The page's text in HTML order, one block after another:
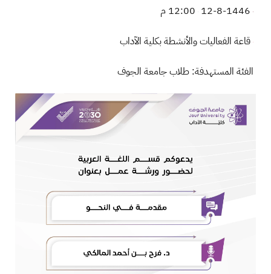
قاعة الفعاليات والأنشطة بكلية الآداب
الفئة المستهدفة: طلاب جامعة الجوف